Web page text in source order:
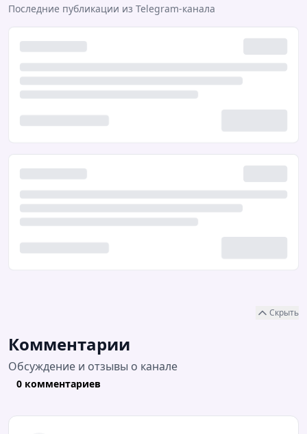
Скрыть
Комментарии
Обсуждение и отзывы о канале
0 комментариев
Последние публикации из Telegram-канала